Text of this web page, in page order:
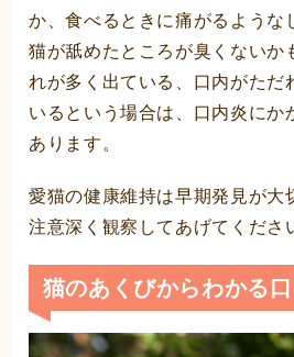
か、食べるときに痛がるような
猫が舐めたところが臭くないか
れが多く出ている、口内がただ
いるという場合は、口内炎にか
あります。
愛猫の健康維持は早期発見が大
注意深く観察してあげてくださ
猫のあくびからわかる